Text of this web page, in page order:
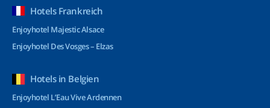
Hotels Frankreich
Enjoyhotel Majestic Alsace
Enjoyhotel Des Vosges – Elzas
Hotels in Belgien
Enjoyhotel L’Eau Vive Ardennen